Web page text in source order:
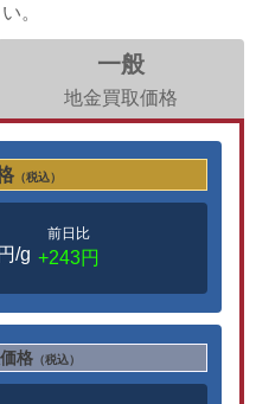
。
一般
地金買取価格
（税込）
円/g
前日比
+243円
格 （税込）